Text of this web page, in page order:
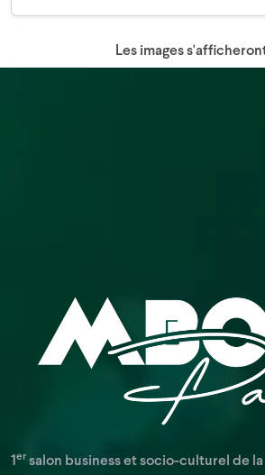
Les images
1 er salon business et socio-culturel de